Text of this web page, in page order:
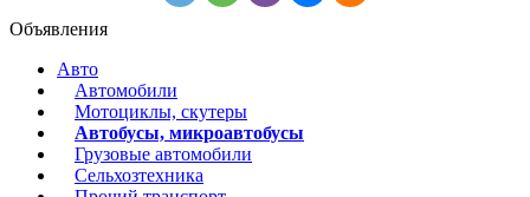
Объявления
Авто
Автомобили
Мотоциклы, скутеры
Автобусы, микроавтобусы
Грузовые автомобили
Сельхозтехника